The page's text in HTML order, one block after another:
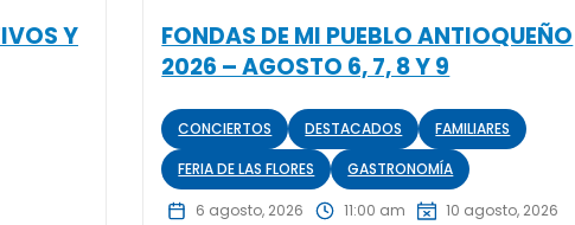
Y
FONDAS DE MI PUEBLO ANTIOQUEÑO
2026 – AGOSTO 6, 7, 8 Y 9
CONCIERTOS DESTACADOS
FAMILIARES
FERIA DE LAS FLORES
GASTRONOMÍA
6 agosto, 2026 11:00 am
10 agosto, 2026